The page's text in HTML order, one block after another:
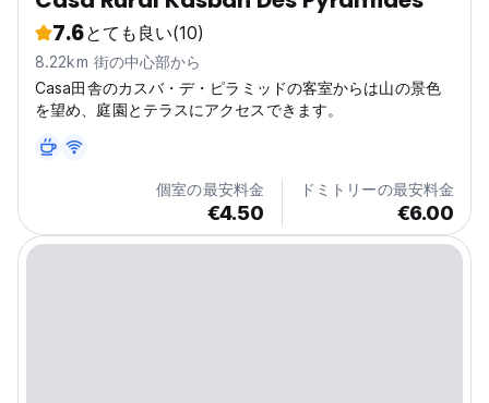
7.6とても良い(10)
8.22km 街の中心部から
Casa田舎のカスバ・デ・ピラミッドの客室からは山の景色
を望め、庭園とテラスにアクセスできます。
個室の最安料金
€4.50
ドミトリーの最安料金
€6.00